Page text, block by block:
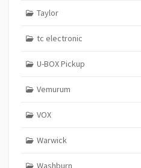
Taylor
tc electronic
U-BOX Pickup
Vemurum
VOX
Warwick
Washburn